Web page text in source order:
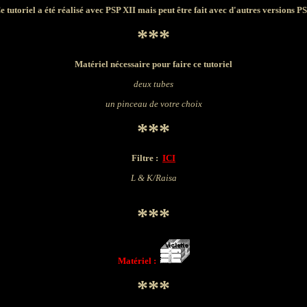
tutoriel a été réalisé avec PSP XII mais peut être fait avec d'autres versions
***
Matériel nécessaire pour faire ce tutoriel
deux tubes
un pinceau de votre choix
***
Filtre : ICI
L & K/Raisa
***
Matériel :
***